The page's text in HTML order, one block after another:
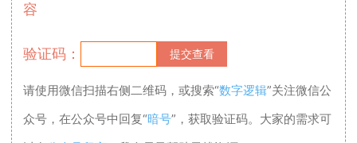
容
验证码：
请使用微信扫描右侧二维码，或搜索“数字逻辑”关注微信公
众号，在公众号中回复“暗号”，获取验证码。大家的需求可